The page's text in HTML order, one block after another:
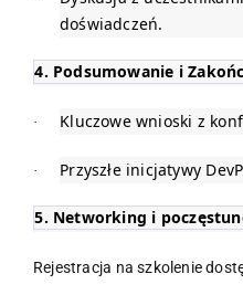
doświadczeń.
4. Podsumowanie i
· Kluczowe wnioski z
· Przyszłe inicjatywy
5. Networking i
Rejestracja na szkolenie